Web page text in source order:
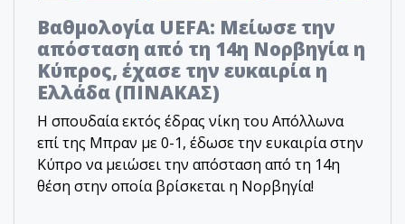
Βαθμολογία UEFA: Μείωσε την
απόσταση από τη 14η Νορβηγία η
Κύπρος, έχασε την ευκαιρία η
Ελλάδα (ΠΙΝΑΚΑΣ)
Η σπουδαία εκτός έδρας νίκη του Απόλλωνα
επί της Μπραν με 0-1, έδωσε την ευκαιρία στην
Κύπρο να μειώσει την απόσταση από τη 14η
θέση στην οποία βρίσκεται η Νορβηγία!